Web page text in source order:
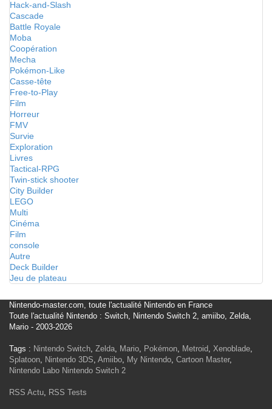
Hack-and-Slash
Cascade
Battle Royale
Moba
Coopération
Mecha
Pokémon-Like
Casse-tête
Free-to-Play
Film
Horreur
FMV
Survie
Exploration
Livres
Tactical-RPG
Twin-stick shooter
City Builder
LEGO
Multi
Cinéma
Film
console
Autre
Deck Builder
Jeu de plateau
Nintendo-master.com, toute l'actualité Nintendo en France
Toute l'actualité Nintendo : Switch, Nintendo Switch 2, amiibo, Zelda,
Mario - 2003-2026
Tags : Nintendo Switch, Zelda, Mario, Pokémon, Metroid, Xenoblade,
Splatoon, Nintendo 3DS, Amiibo, My Nintendo, Cartoon Master,
Nintendo Labo Nintendo Switch 2
RSS Actu, RSS Tests